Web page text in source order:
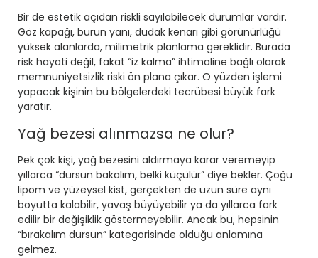
Bir de estetik açıdan riskli sayılabilecek durumlar vardır.
Göz kapağı, burun yanı, dudak kenarı gibi görünürlüğü
yüksek alanlarda, milimetrik planlama gereklidir. Burada
risk hayati değil, fakat “iz kalma” ihtimaline bağlı olarak
memnuniyetsizlik riski ön plana çıkar. O yüzden işlemi
yapacak kişinin bu bölgelerdeki tecrübesi büyük fark
yaratır.
Yağ bezesi alınmazsa ne olur?
Pek çok kişi, yağ bezesini aldırmaya karar veremeyip
yıllarca “dursun bakalım, belki küçülür” diye bekler. Çoğu
lipom ve yüzeysel kist, gerçekten de uzun süre aynı
boyutta kalabilir, yavaş büyüyebilir ya da yıllarca fark
edilir bir değişiklik göstermeyebilir. Ancak bu, hepsinin
“bırakalım dursun” kategorisinde olduğu anlamına
gelmez.